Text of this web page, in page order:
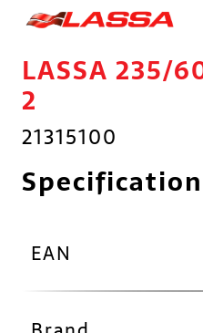
LASSA 235/
2
21315100
EAN